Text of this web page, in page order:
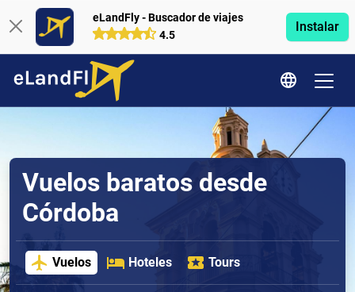
eLandFly - Buscador de viajes
4.5
Instalar
Vuelos baratos desde
Córdoba
Vuelos Hoteles Tours